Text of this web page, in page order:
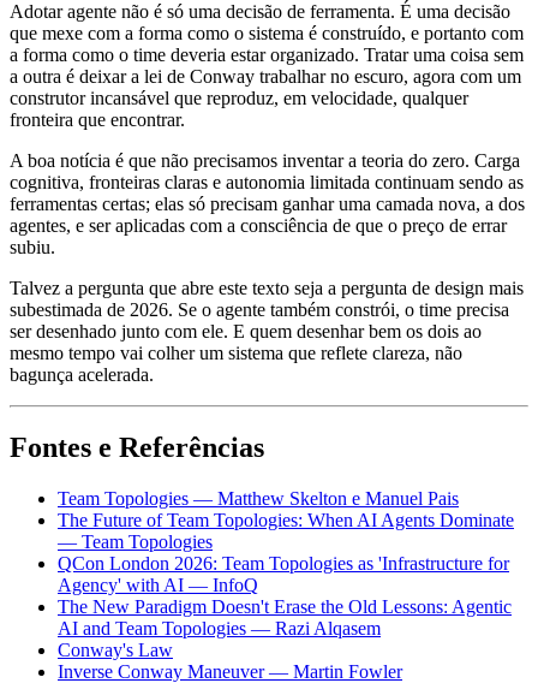
Adotar agente não é só uma decisão de ferramenta. É uma decisão
que mexe com a forma como o sistema é construído, e portanto com
a forma como o time deveria estar organizado. Tratar uma coisa sem
a outra é deixar a lei de Conway trabalhar no escuro, agora com um
construtor incansável que reproduz, em velocidade, qualquer
fronteira que encontrar.
A boa notícia é que não precisamos inventar a teoria do zero. Carga
cognitiva, fronteiras claras e autonomia limitada continuam sendo as
ferramentas certas; elas só precisam ganhar uma camada nova, a dos
agentes, e ser aplicadas com a consciência de que o preço de errar
subiu.
Talvez a pergunta que abre este texto seja a pergunta de design mais
subestimada de 2026. Se o agente também constrói, o time precisa
ser desenhado junto com ele. E quem desenhar bem os dois ao
mesmo tempo vai colher um sistema que reflete clareza, não
bagunça acelerada.
Fontes e Referências
Team Topologies — Matthew Skelton e Manuel Pais
The Future of Team Topologies: When AI Agents Dominate
— Team Topologies
QCon London 2026: Team Topologies as 'Infrastructure for
Agency' with AI — InfoQ
The New Paradigm Doesn't Erase the Old Lessons: Agentic
AI and Team Topologies — Razi Alqasem
Conway's Law
Inverse Conway Maneuver — Martin Fowler